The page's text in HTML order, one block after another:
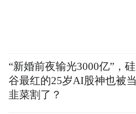
“新婚前夜输光3000亿”，硅
谷最红的25岁AI股神也被当
韭菜割了？